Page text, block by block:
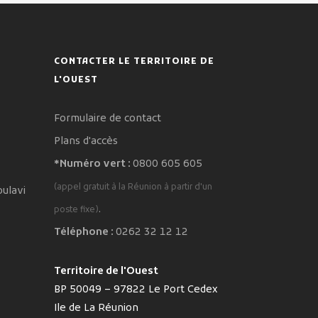
CONTACTER LE TERRITOIRE DE
L'OUEST
Formulaire de contact
Plans d'accès
*Numéro vert : 0800 605 605
(appel gratuit à la Réunion à partir d'un
poste fixe).
Téléphone : 0262 32 12 12
Territoire de l'Ouest
BP 50049 – 97822 Le Port Cedex
Ile de La Réunion